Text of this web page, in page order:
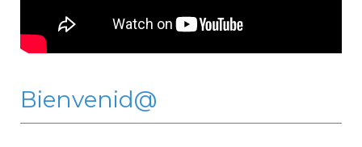
Bienvenid@